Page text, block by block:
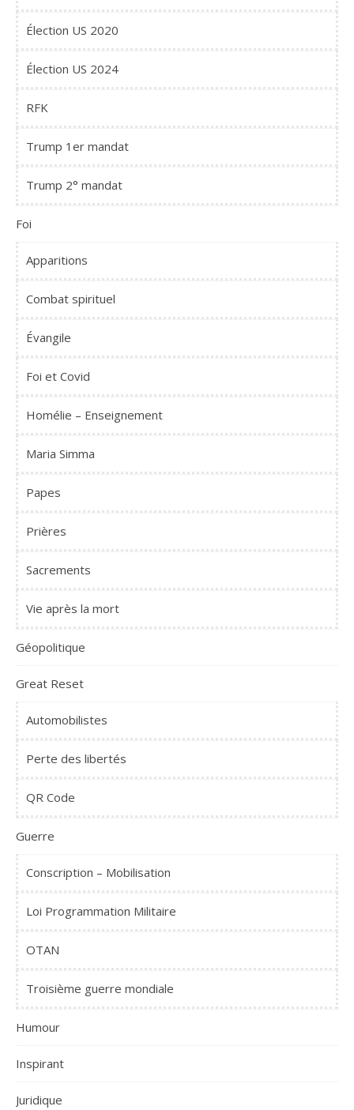
Élection US 2020
Élection US 2024
RFK
Trump 1er mandat
Trump 2° mandat
Foi
Apparitions
Combat spirituel
Évangile
Foi et Covid
Homélie – Enseignement
Maria Simma
Papes
Prières
Sacrements
Vie après la mort
Géopolitique
Great Reset
Automobilistes
Perte des libertés
QR Code
Guerre
Conscription – Mobilisation
Loi Programmation Militaire
OTAN
Troisième guerre mondiale
Humour
Inspirant
Juridique